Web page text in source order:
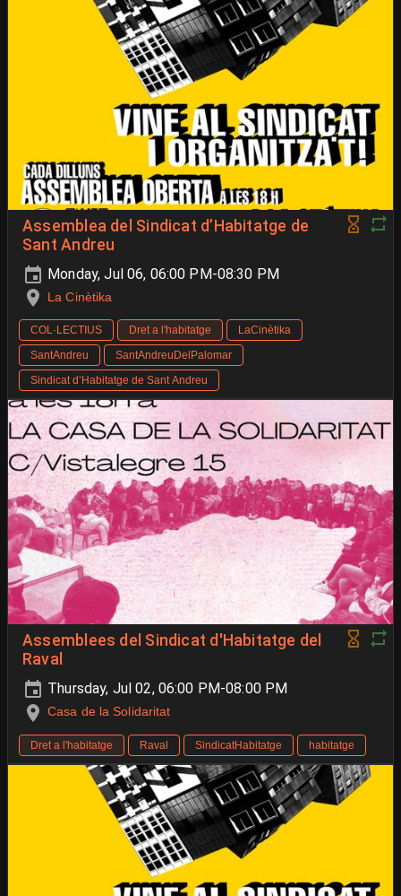
Assemblea del Sindicat d’Habitatge de
Sant Andreu
Monday, Jul 06, 06:00 PM-08:30 PM
La Cinètika
COL·LECTIUS Dret a l'habitatge
LaCinètika
SantAndreu
SantAndreuDelPalomar
Sindicat d’Habitatge de Sant Andreu
Assemblees del Sindicat d'Habitatge del
Raval
Thursday, Jul 02, 06:00 PM-08:00 PM
Casa de la Solidaritat
Dret a l'habitatge Raval SindicatHabitatge habitatge